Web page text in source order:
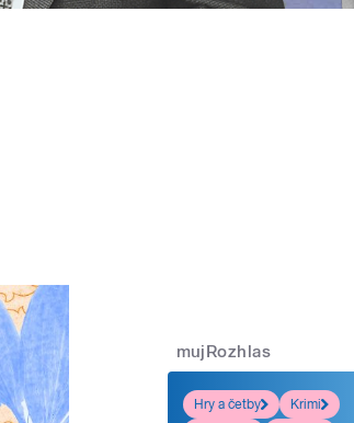
mujRozhlas
Hry a četby
Krimi